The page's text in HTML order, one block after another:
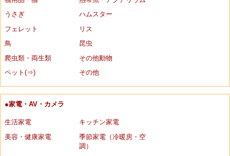
うさぎ
ハムスター
フェレット
リス
鳥
昆虫
爬虫類・両生類
その他動物
ペット(⇒)
その他
●家電・AV・カメラ
生活家電
キッチン家電
美容・健康家電
季節家電（冷暖房・空
調）